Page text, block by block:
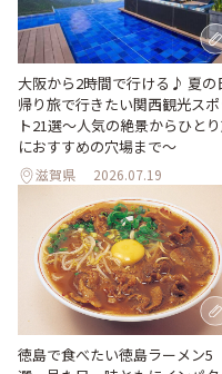
大阪から2時間で行ける♪ 夏の
帰り旅で行きたい関西観光スポ
ト21選～人気の絶景からひと
におすすめの穴場まで～
滋賀県 2026.07.19
徳島で食べたい徳島ラーメン5